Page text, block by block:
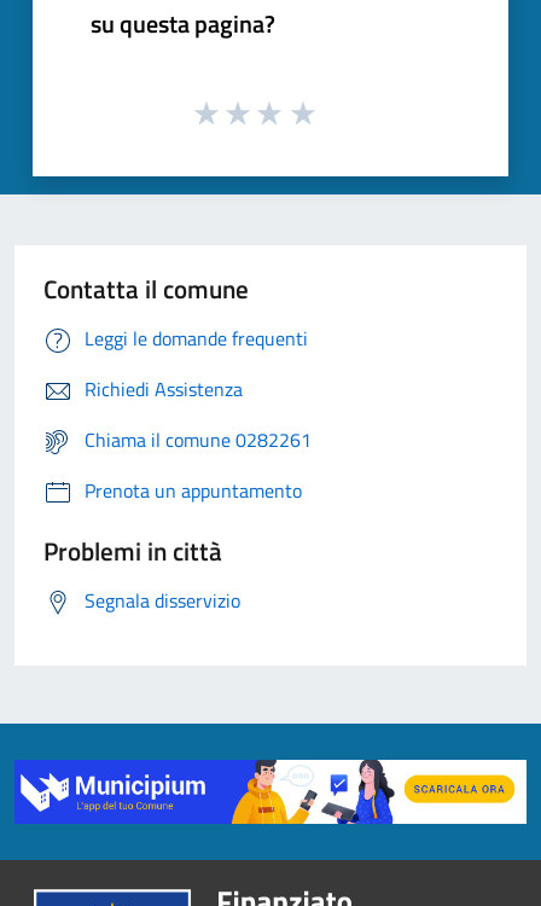
su questa pagina?
Contatta il comune
Leggi le domande frequenti
Richiedi Assistenza
Chiama il comune 0282261
Prenota un appuntamento
Problemi in città
Segnala disservizio